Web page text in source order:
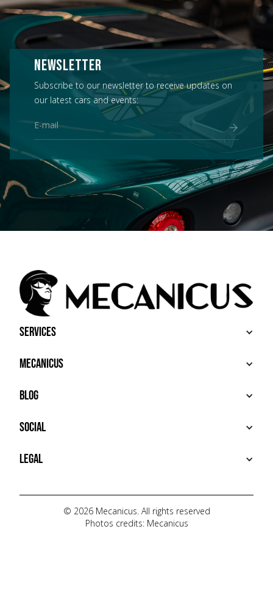
NEWSLETTER
Subscribe to our newsletter to receive updates on
our latest cars and events:
Services
BUY
SELL
ADDITIONAL SERVICES
Mecanicus
ABOUT
HOUSE MECANICUS
CONTACT
Blog
NEWS
VIDÉOS
Social
INSTAGRAM
TIKTOK
YOUTUBE
Legal
PRIVACY POLICY
© 2026 Mecanicus. All rights reserved
Photos credits: Mecanicus